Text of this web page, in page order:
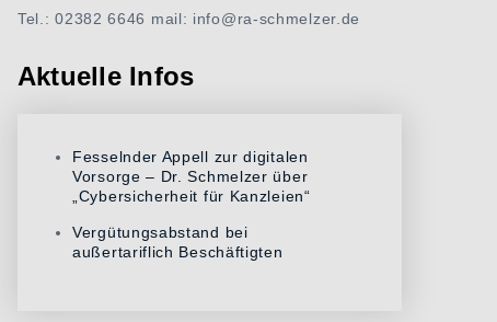
Tel.: 02382 6646 mail: info@ra-schmelzer.de
Aktuelle Infos
Fesselnder Appell zur digitalen
Vorsorge – Dr. Schmelzer über
„Cybersicherheit für Kanzleien“
Vergütungsabstand bei
außertariflich Beschäftigten